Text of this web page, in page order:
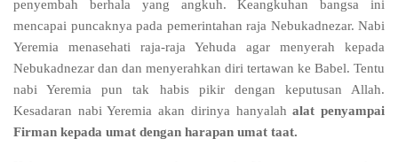
penyembah berhala yang angkuh. Keangkuhan bangsa ini
mencapai puncaknya pada pemerintahan raja Nebukadnezar. Nabi
Yeremia menasehati raja-raja Yehuda agar menyerah kepada
Nebukadnezar dan dan menyerahkan diri tertawan ke Babel. Tentu
nabi Yeremia pun tak habis pikir dengan keputusan Allah.
Kesadaran nabi Yeremia akan dirinya hanyalahalat penyampai
Firman kepada umat dengan harapan umat taat.